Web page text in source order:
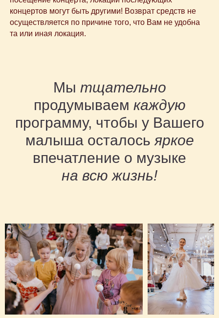
концертов могут быть другими! Возврат средств не
осуществляется по причине того, что Вам не удобна
та или иная локация.
Мы тщательно
продумываем каждую
программу, чтобы у Вашего
малыша осталось яркое
впечатление о музыке
на всю жизнь!